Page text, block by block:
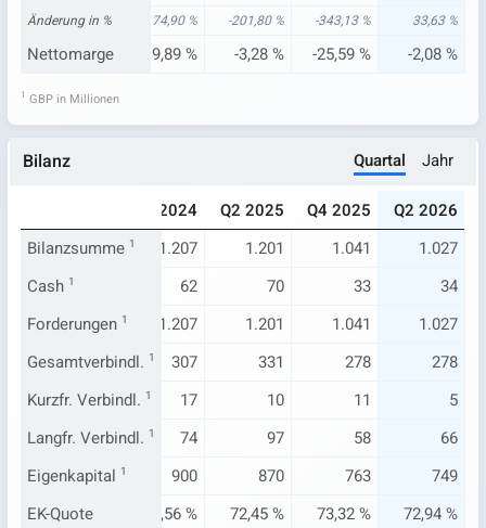
Änderung in %
-46,89 % 174,90 % -201,80 % -343,13 % 33,63 %
Nettomarge
3,16 % 9,89 % -3,28 % -25,59 % -2,08 %
1 GBP in Millionen
Bilanz Quartal Jahr
Q4 2024 Q2 2025 Q4 2025
Q2 2026
Bilanzsumme 1
1.286 1.207 1.201 1.041
1.027
Cash 1 62 70 33
34
Forderungen 1
1.286 1.207 1.201 1.041
1.027
Gesamtverbindl. 1
377 307 331 278
278
Kurzfr. Verbindl. 1
18 17 10 11
5
Langfr. Verbindl. 1
104 74 97 58
66
Eigenkapital 1
909 900 870 763
749
EK-Quote
70,70 % 74,56 % 72,45 % 73,32 %
72,94 %